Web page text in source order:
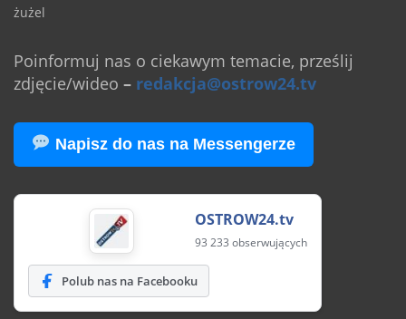
żużel
Poinformuj nas o ciekawym temacie, prześlij
zdjęcie/wideo – redakcja@ostrow24.tv
Napisz do nas na Messengerze
OSTROW24.tv
93 233 obserwujących
Polub nas na Facebooku